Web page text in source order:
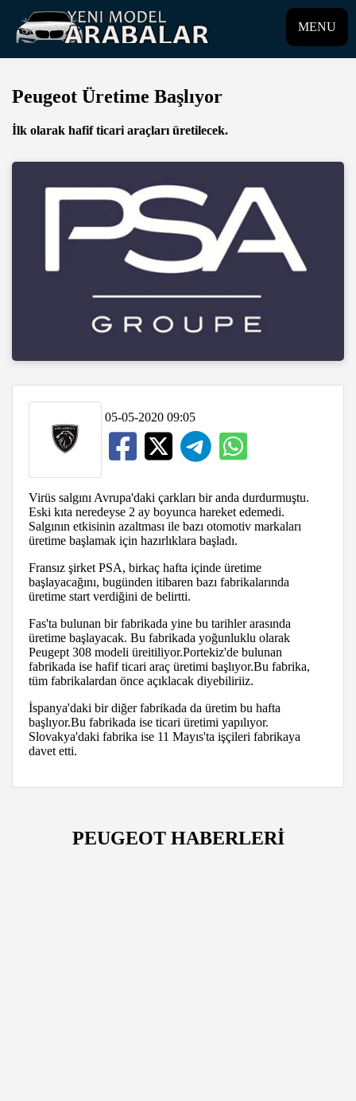
MENU
Peugeot Üretime Başlıyor
İlk olarak hafif ticari araçları üretilecek.
05-05-2020 09:05
Virüs salgını Avrupa'daki çarkları bir anda durdurmuştu.
Eski kıta neredeyse 2 ay boyunca hareket edemedi.
Salgının etkisinin azaltması ile bazı otomotiv markaları
üretime başlamak için hazırlıklara başladı.
Fransız şirket PSA, birkaç hafta içinde üretime
başlayacağını, bugünden itibaren bazı fabrikalarında
üretime start verdiğini de belirtti.
Fas'ta bulunan bir fabrikada yine bu tarihler arasında
üretime başlayacak. Bu fabrikada yoğunluklu olarak
Peugept 308 modeli üreitiliyor.Portekiz'de bulunan
fabrikada ise hafif ticari araç üretimi başlıyor.Bu fabrika,
tüm fabrikalardan önce açıklacak diyebiliriiz.
İspanya'daki bir diğer fabrikada da üretim bu hafta
başlıyor.Bu fabrikada ise ticari üretimi yapılıyor.
Slovakya'daki fabrika ise 11 Mayıs'ta işçileri fabrikaya
davet etti.
PEUGEOT HABERLERİ